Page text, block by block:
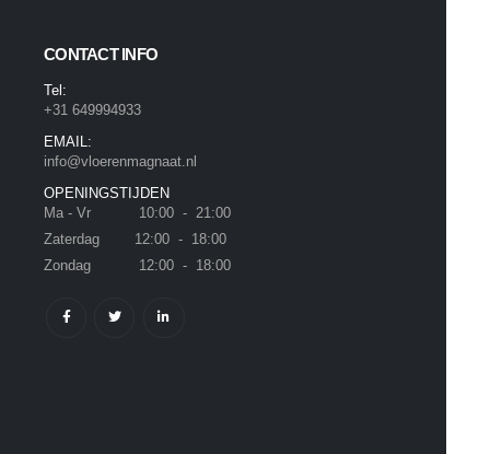
CONTACT INFO
Tel:
+31 649994933
EMAIL:
info@vloerenmagnaat.nl
OPENINGSTIJDEN
Ma - Vr 10:00 - 21:00
Zaterdag 12:00 - 18:00
Zondag 12:00 - 18:00